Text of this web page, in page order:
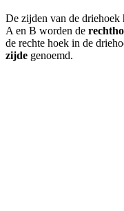
De zijden van de driehoek
A en B worden de
de rechte hoek in de
zijde genoemd.